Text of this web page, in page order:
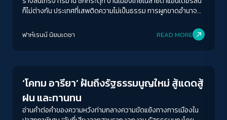
ก็ไม่ต่างกัน ประเทศที่เสพติดความไม่เป็นธรรม การผูกขาดอำนาจ
ฟาห์เรนน์ นิยมเดชา READ MORE
‘โคทม อารียา’ ฝันถึงรัฐธรรมนูญใหม่ สู้แดดสู้
ฝน และทานทน
อ่านคำต่อคำของความหวังท่ามกลางความขัดแย้งทางการเมืองใน
ขนาดตัวอักษร
A-